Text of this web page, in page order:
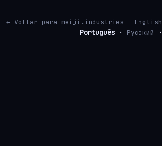
← Voltar para meiji.industries English
Português · Русский ·